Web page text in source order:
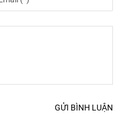
GỬI BÌNH LUẬN